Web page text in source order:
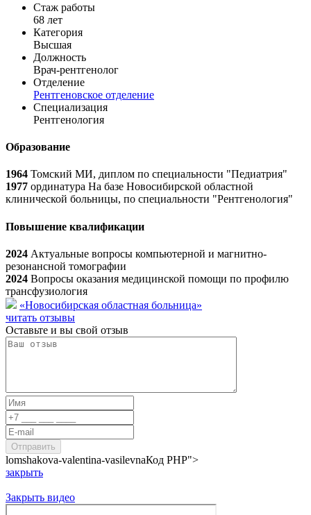
Стаж работы
68 лет
Категория
Высшая
Должность
Врач-рентгенолог
Отделение
Рентгеновское отделение
Специализация
Рентгенология
Образование
1964 Томский МИ, диплом по специальности "Педиатрия"
1977 ординатура На базе Новосибирской областной
клинической больницы, по специальности "Рентгенология"
Повышение квалификации
2024 Актуальные вопросы компьютерной и магнитно-
резонансной томографии
2024 Вопросы оказания медицинской помощи по профилю
трансфузиология
«Новосибирская областная больница»
читать отзывы
Оставьте и вы свой отзыв
lomshakova-valentina-vasilevnaКод PHP">
закрыть
Закрыть видео